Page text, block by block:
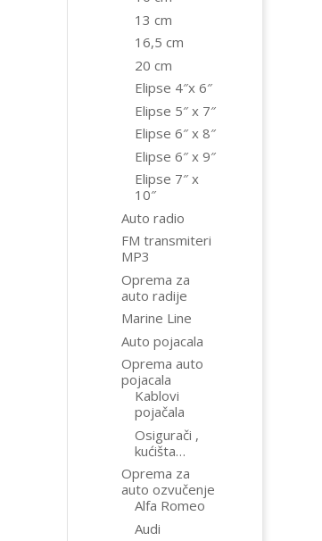
13 cm
16,5 cm
20 cm
Elipse 4″x 6″
Elipse 5″ x 7″
Elipse 6″ x 8″
Elipse 6″ x 9″
Elipse 7″ x
10″
Auto radio
FM transmiteri
MP3
Oprema za
auto radije
Marine Line
Auto pojacala
Oprema auto
pojacala
Kablovi
pojačala
Osigurači ,
kućišta…
Oprema za
auto ozvučenje
Alfa Romeo
Audi